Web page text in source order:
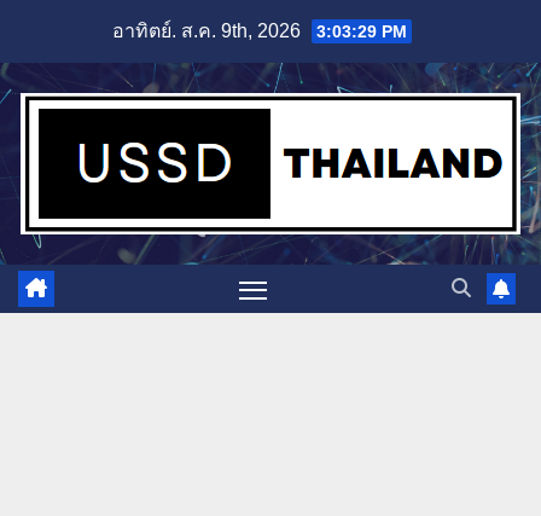
content
อาทิตย์. ส.ค. 9th, 2026 3:03:30 PM